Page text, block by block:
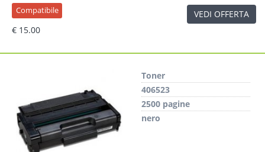
Compatibile
€ 15.00
VEDI OFFERTA
Toner
406523
2500 pagine
nero